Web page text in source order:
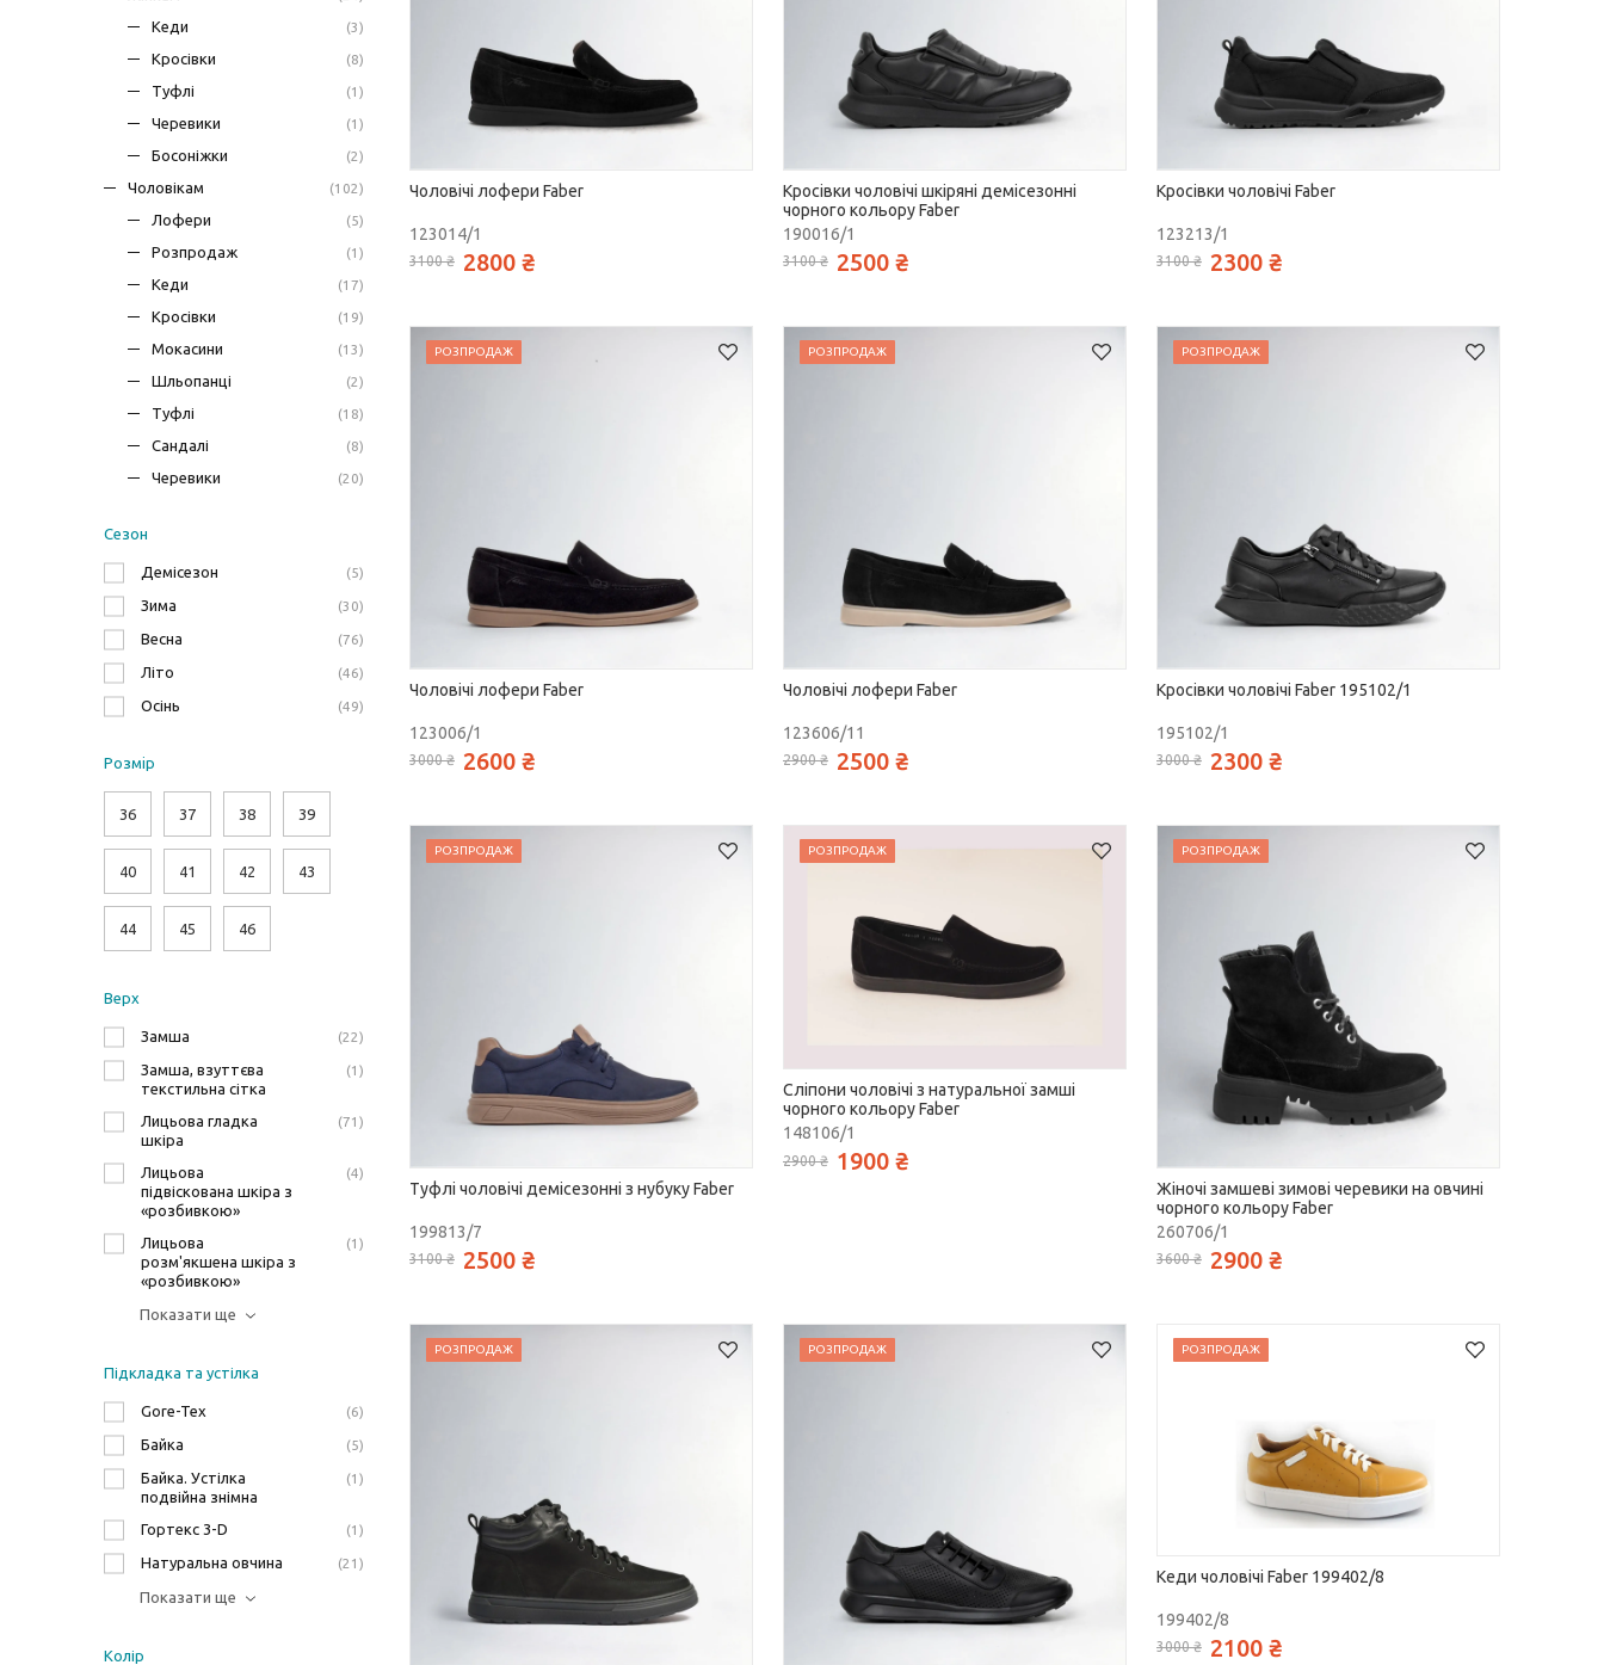
Кеди (3)
Кросівки (8)
Туфлі (1)
Черевики (1)
Босоніжки (2)
Чоловікам (102)
Лофери (5)
Розпродаж (1)
Кеди (17)
Кросівки (19)
Мокасини (13)
Шльопанці (2)
Туфлі (18)
Сандалі (8)
Черевики (20)
Сезон
Демісезон 5
Зима 30
Весна 76
Літо 46
Осінь 49
Розмiр
36 37 38 39
40 41 42 43
44 45 46
Верх
Замша 22
Замша, взуттєва
текстильна сітка
1
Лицьова гладка
шкіра
71
Лицьова
підвіскована шкіра з
«розбивкою»
4
Лицьова
розм'якшена шкіра з
«розбивкою»
1
Показати ще
Підкладка та устілка
Gore-Tex 6
Байка 5
Байка. Устілка
подвійна знімна
1
Гортекс 3-D 1
Натуральна овчина 21
Показати ще
Колір
Чоловічі лофери Faber
123014/1
3100 ₴ 2800 ₴
Кросівки чоловічі шкіряні демісезонні
чорного кольору Faber
190016/1
3100 ₴ 2500 ₴
Кросівки чоловічі Faber
123213/1
3100 ₴ 2300 ₴
РОЗПРОДАЖ
Чоловічі лофери Faber
123006/1
3000 ₴ 2600 ₴
РОЗПРОДАЖ
Чоловічі лофери Faber
123606/11
2900 ₴ 2500 ₴
РОЗПРОДАЖ
Кросівки чоловічі Faber 195102/1
195102/1
3000 ₴ 2300 ₴
РОЗПРОДАЖ
Туфлі чоловічі демісезонні з нубуку Faber
199813/7
3100 ₴ 2500 ₴
РОЗПРОДАЖ
Сліпони чоловічі з натуральної замші
чорного кольору Faber
148106/1
2900 ₴ 1900 ₴
РОЗПРОДАЖ
Жіночі замшеві зимові черевики на овчині
чорного кольору Faber
260706/1
3600 ₴ 2900 ₴
РОЗПРОДАЖ РОЗПРОДАЖ РОЗПРОДАЖ
Кеди чоловічі Faber 199402/8
199402/8
3000 ₴ 2100 ₴